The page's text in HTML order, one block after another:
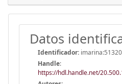
Datos
Identificador:
Handle:
https://hdl.handle.net/